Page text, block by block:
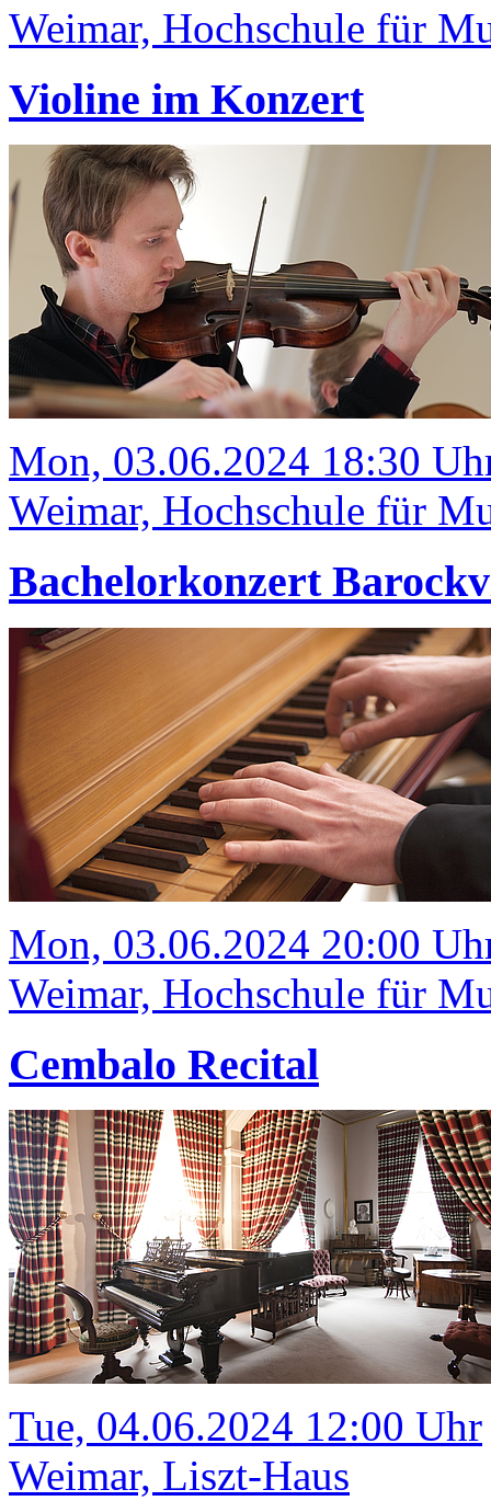
Weimar, Hochschule für
Violine im Konzert
Mon, 03.06.2024 18:30
Weimar, Hochschule für
Bachelorkonzert
Mon, 03.06.2024 20:00
Weimar, Hochschule für
Cembalo Recital
Tue, 04.06.2024 12:00 Uhr
Weimar, Liszt-Haus